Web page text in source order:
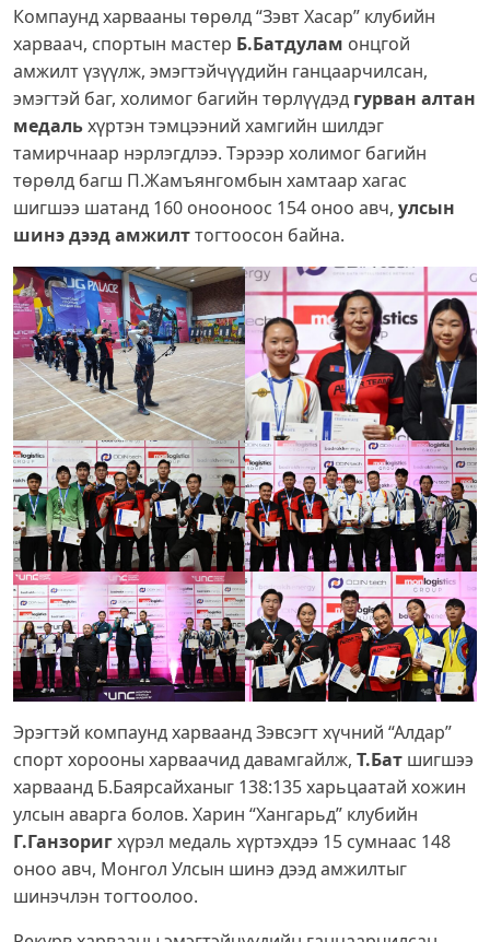
Компаунд харвааны төрөлд “Зэвт Хасар” клубийн
харваач, спортын мастер Б.Батдулам онцгой
амжилт үзүүлж, эмэгтэйчүүдийн ганцаарчилсан,
эмэгтэй баг, холимог багийн төрлүүдэд гурван алтан
медальхүртэн тэмцээний хамгийн шилдэг
тамирчнаар нэрлэгдлээ. Тэрээр холимог багийн
төрөлд багш П.Жамъянгомбын хамтаар хагас
шигшээ шатанд 160 онооноос 154 оноо авч, улсын
шинэ дээд амжилттогтоосон байна.
Эрэгтэй компаунд харваанд Зэвсэгт хүчний “Алдар”
спорт хорооны харваачид давамгайлж, Т.Бат шигшээ
харваанд Б.Баярсайханыг 138:135 харьцаатай хожин
улсын аварга болов. Харин “Хангарьд” клубийн
Г.Ганзоригхүрэл медаль хүртэхдээ 15 сумнаас 148
оноо авч, Монгол Улсын шинэ дээд амжилтыг
шинэчлэн тогтоолоо.